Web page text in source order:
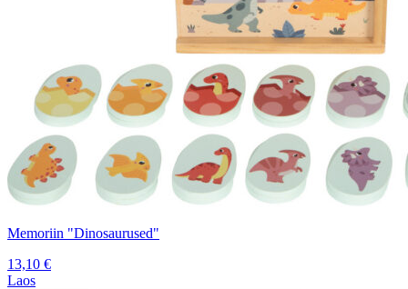
Memoriin "Dinosaurused"
13,10 €
Laos